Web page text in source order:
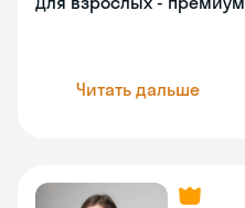
Читать дальше